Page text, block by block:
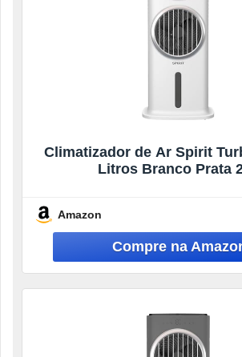
Climatizador de Ar Spirit
Litros Branco Prata
Amazon